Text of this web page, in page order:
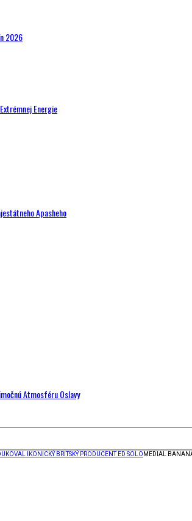
2026
Energie
Apasheho
Atmosféru Oslavy
IKONICKÝ BRITSKÝ PRODUCENT ED SOLO MEDIAL